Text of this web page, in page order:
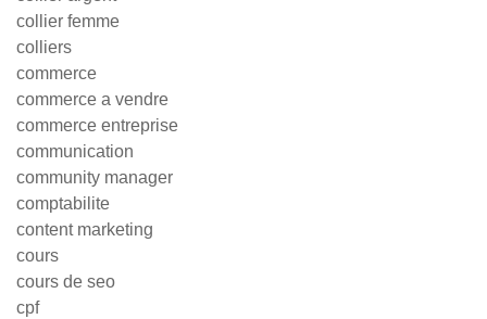
collier femme
colliers
commerce
commerce a vendre
commerce entreprise
communication
community manager
comptabilite
content marketing
cours
cours de seo
cpf